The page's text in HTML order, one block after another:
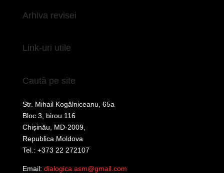
Arhiva revisei
Link-uri utile
Caută pe site
Str. Mihail Kogălniceanu, 65a
Bloc 3, birou 116
Chișinău, MD-2009,
Republica Moldova
Tel.: +373 22 272107
Email: dialogica.asm@gmail.com